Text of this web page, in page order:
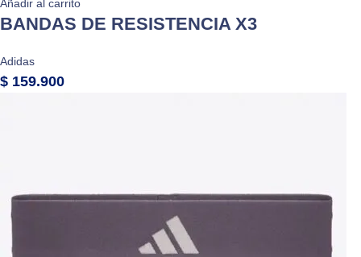
Añadir al carrito
BANDAS DE RESISTENCIA X3
Adidas
$ 159.900